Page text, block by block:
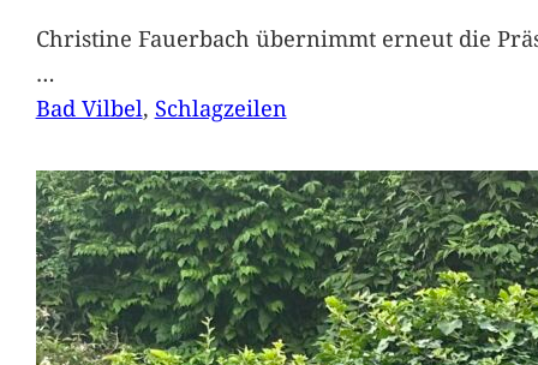
Christine Fauerbach übernimmt erneut die
…
Bad Vilbel, Schlagzeilen